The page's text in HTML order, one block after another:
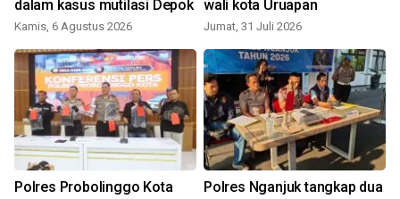
dalam kasus mutilasi Depok
Kamis, 6 Agustus 2026
wali kota Uruapan
Jumat, 31 Juli 2026
Polres Probolinggo Kota
Polres Nganjuk tangkap dua